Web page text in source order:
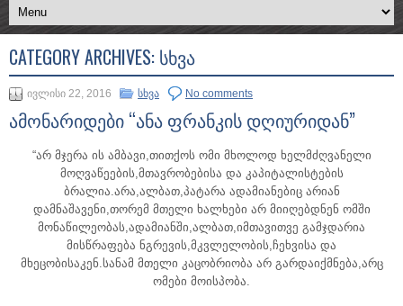
CATEGORY ARCHIVES: ᲡᲮᲕᲐ
ივლისი 22, 2016 სხვა No comments
ამონარიდები “ანა ფრანკის დღიურიდან”
“არ მჯერა ის ამბავი,თითქოს ომი მხოლოდ ხელმძღვანელი
მოღვაწეების,მთავრობებისა და კაპიტალისტების
ბრალია.არა,ალბათ,პატარა ადამიანებიც არიან
დამნაშავენი,თორემ მთელი ხალხები არ მიიღებდნენ ომში
მონაწილეობას,ადამიანში,ალბათ,იმთავითვე გამჯდარია
მისწრაფება ნგრევის,მკვლელობის,ჩეხვისა და
მხეცობისაკენ.სანამ მთელი კაცობრიობა არ გარდაიქმნება,არც
ომები მოისპობა.